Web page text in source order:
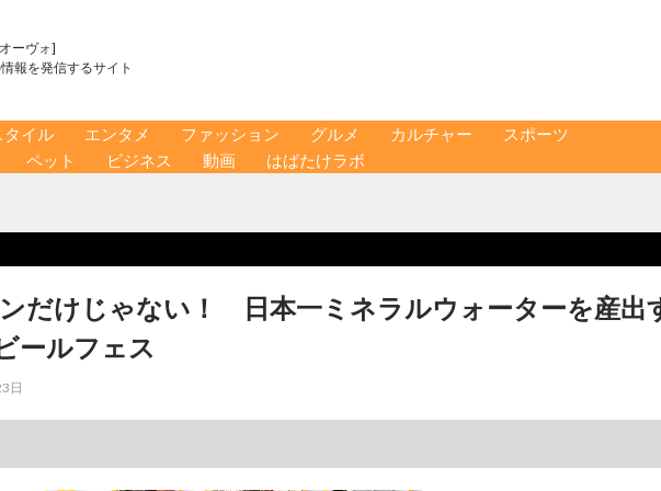
ーヴォ]
報を発信するサイト
タイル エンタメ ファッション グルメ カルチャー
スポーツ
ペット ビジネス 動画 はばたけラボ
だけじゃない！ 日本一ミネラルウォーターを産出
ールフェス
日